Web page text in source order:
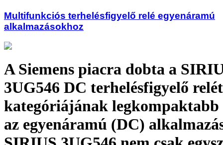
Multifunkciós terhelésfigyelő relé egyenáramú
alkalmazásokhoz
A Siemens piacra dobta a
3UG546 DC terhelésfigyelő
kategóriájának legkompaktabb
az egyenáramú (DC)